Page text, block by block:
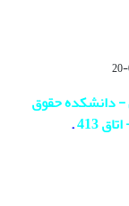
- دانشکده حقوق
.